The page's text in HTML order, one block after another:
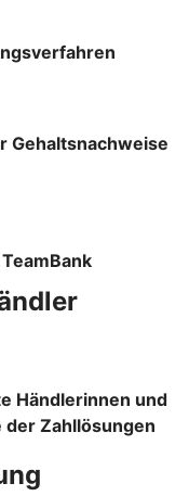
Gehaltsnachweise
Händlerinnen und
der Zahllösungen